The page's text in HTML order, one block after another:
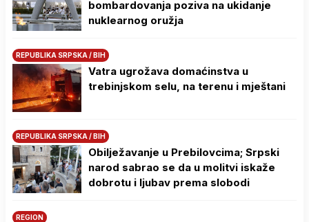
bombardovanja poziva na ukidanje
nuklearnog oružja
REPUBLIKA SRPSKA / BIH
Vatra ugrožava domaćinstva u
trebinjskom selu, na terenu i mještani
REPUBLIKA SRPSKA / BIH
Obilježavanje u Prebilovcima; Srpski
narod sabrao se da u molitvi iskaže
dobrotu i ljubav prema slobodi
REGION